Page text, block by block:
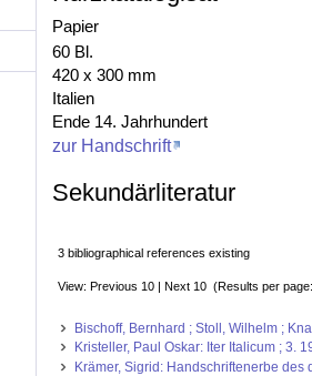
Papier
60 Bl.
420 x 300 mm
Italien
Ende 14. Jahrhundert
zur Handschrift
Sekundärliteratur
3 bibliographical references existing
View: Previous 10 | Next 10 (Results per
Bischoff, Bernhard ; Stoll, Wilhelm ;
Kristeller, Paul Oskar: Iter Italicum ; 3.
Krämer, Sigrid: Handschriftenerbe